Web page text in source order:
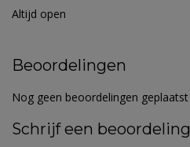
Altijd open
Beoordelingen
Nog geen beoordelingen geplaatst
Schrijf een beoordeling